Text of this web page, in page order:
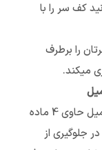
کف سر را با
را برطرف
میکند.
شامپو ضد شوره آلپسین داندورف کیلر 250 میل حاوی 4 ماده
جلوگیری از